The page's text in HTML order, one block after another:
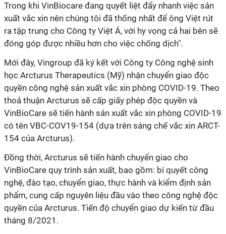
Trong khi VinBiocare đang quyết liệt đẩy nhanh việc sản
xuất vắc xin nên chúng tôi đã thống nhất để ông Việt rút
ra tập trung cho Công ty Việt Á, với hy vọng cả hai bên sẽ
đóng góp được nhiều hơn cho việc chống dịch".
Mới đây, Vingroup đã ký kết với Công ty Công nghệ sinh
học Arcturus Therapeutics (Mỹ) nhận chuyển giao độc
quyền công nghệ sản xuất vắc xin phòng COVID-19. Theo
thoả thuận Arcturus sẽ cấp giấy phép độc quyền và
VinBioCare sẽ tiến hành sản xuất vắc xin phòng COVID-19
có tên VBC-COV19-154 (dựa trên sáng chế vắc xin ARCT-
154 của Arcturus).
Đồng thời, Arcturus sẽ tiến hành chuyển giao cho
VinBioCare quy trình sản xuất, bao gồm: bí quyết công
nghệ, đào tạo, chuyển giao, thực hành và kiểm định sản
phẩm, cung cấp nguyên liệu đầu vào theo công nghệ độc
quyền của Arcturus. Tiến độ chuyển giao dự kiến từ đầu
tháng 8/2021.